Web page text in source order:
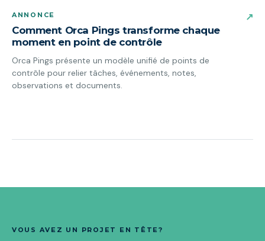
ANNONCE
Comment Orca Pings transforme chaque
moment en point de contrôle
Orca Pings présente un modèle unifié de points de
contrôle pour relier tâches, événements, notes,
observations et documents.
↗
VOUS AVEZ UN PROJET EN TÊTE?